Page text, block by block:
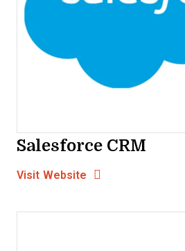
Salesforce CRM
Visit Website Opens New Window